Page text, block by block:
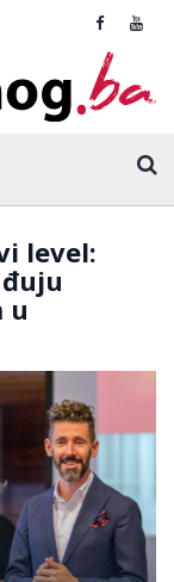
level:
u